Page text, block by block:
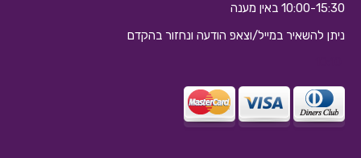
10:00-15:30 באין מענה
ניתן להשאיר במייל/וצאפ הודעה ונחזור בהקדם